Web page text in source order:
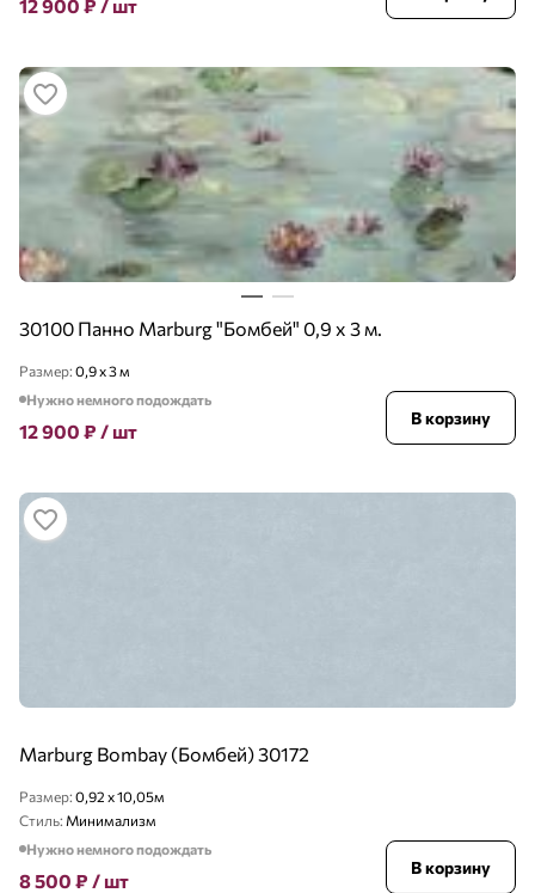
12 900 ₽ / шт
30100 Панно Marburg "Бомбей" 0,9 х 3 м.
Размер: 0,9 x 3 м
Нужно немного подождать
12 900 ₽ / шт
В корзину
Marburg Bombay (Бомбей) 30172
Размер: 0,92 x 10,05м
Стиль: Минимализм
Нужно немного подождать
8 500 ₽ / шт
В корзину